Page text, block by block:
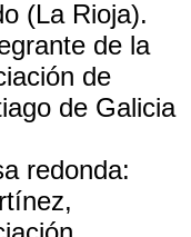
(La Rioja).
de la
de
de Galicia
redonda: